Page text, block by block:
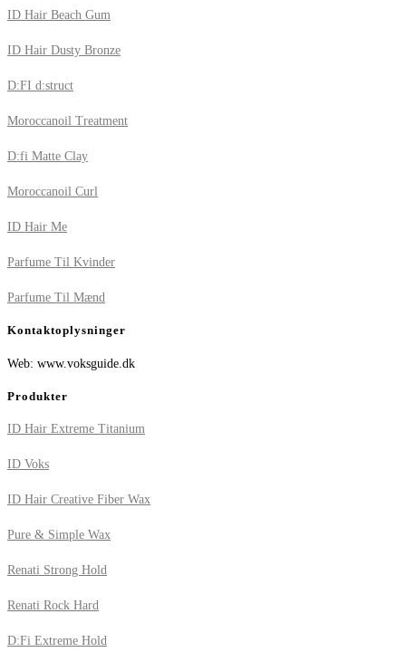
ID Hair Beach Gum
ID Hair Dusty Bronze
D:FI d:struct
Moroccanoil Treatment
D:fi Matte Clay
Moroccanoil Curl
ID Hair Me
Parfume Til Kvinder
Parfume Til Mænd
Kontaktoplysninger
Web: www.voksguide.dk
Produkter
ID Hair Extreme Titanium
ID Voks
ID Hair Creative Fiber Wax
Pure & Simple Wax
Renati Strong Hold
Renati Rock Hard
D:Fi Extreme Hold